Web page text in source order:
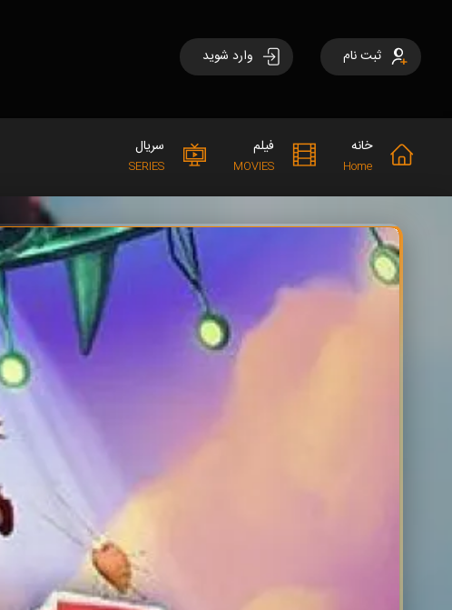
ثبت نام وارد شوید
خانه
Home
فیلم
MOVIES
سریال
SERIES